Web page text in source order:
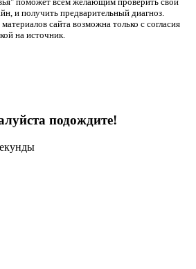
и получить предварительный диагноз.
сайта возможна только с согласия
на источник.
подождите!